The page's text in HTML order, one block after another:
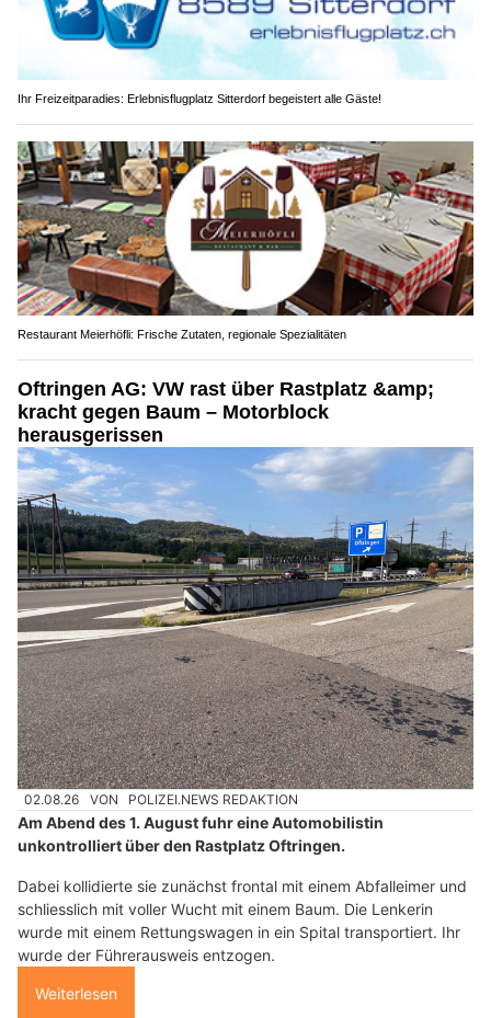
Ihr Freizeitparadies: Erlebnisflugplatz Sitterdorf begeistert alle Gäste!
Restaurant Meierhöfli: Frische Zutaten, regionale Spezialitäten
Oftringen AG: VW rast über Rastplatz &amp;
kracht gegen Baum – Motorblock
herausgerissen
02.08.26 VON POLIZEI.NEWS REDAKTION
Am Abend des 1. August fuhr eine Automobilistin
unkontrolliert über den Rastplatz Oftringen.
Dabei kollidierte sie zunächst frontal mit einem Abfalleimer und
schliesslich mit voller Wucht mit einem Baum. Die Lenkerin
wurde mit einem Rettungswagen in ein Spital transportiert. Ihr
wurde der Führerausweis entzogen.
Weiterlesen